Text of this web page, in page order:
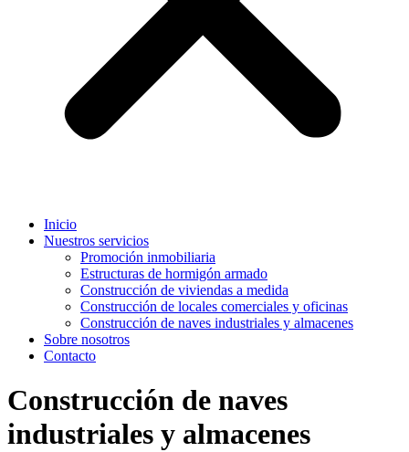
Inicio
Nuestros servicios
Promoción inmobiliaria
Estructuras de hormigón armado
Construcción de viviendas a medida
Construcción de locales comerciales y oficinas
Construcción de naves industriales y almacenes
Sobre nosotros
Contacto
Construcción de naves
industriales y almacenes